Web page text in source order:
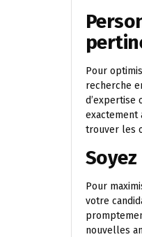
Pour
recherche
d’expertise
exactement
trouver les
Pour
votre
nouvelles